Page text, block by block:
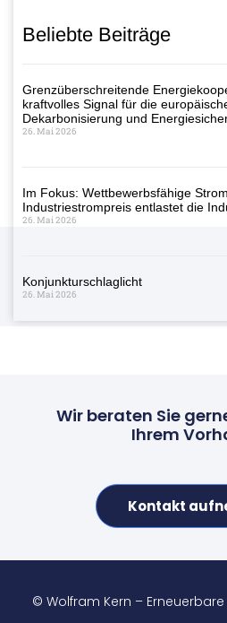
Beliebte Beiträge
Grenzüberschreitende
kraftvolles Signal für die
Dekarbonisierung und
26. Mai 2026
Im Fokus: Wettbewerbsfähige
Industriestrompreis entlastet die
26. Mai 2026
Konjunkturschlaglicht
26. Mai 2026
Wir beraten Sie
Ihrem
Kontakt
© Wolfram Kern – Erneuerbare